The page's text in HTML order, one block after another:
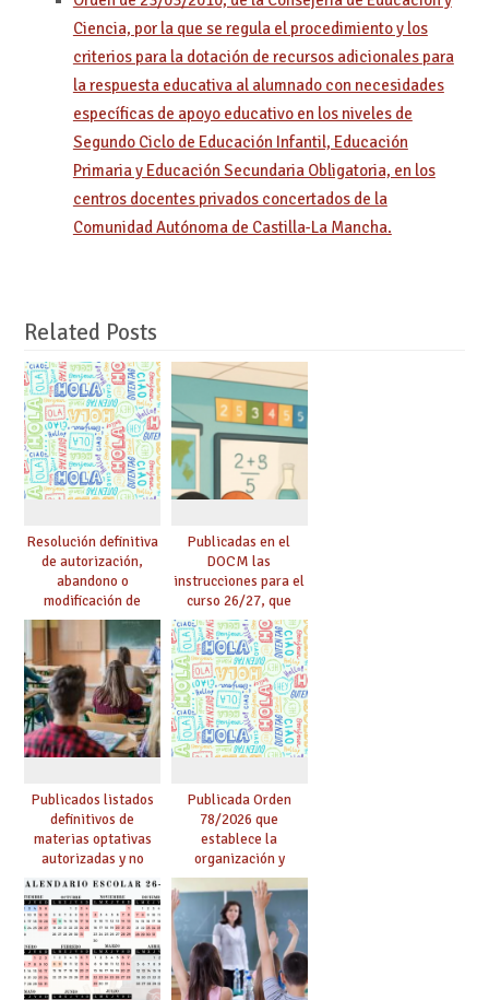
Ciencia, por la que se regula el procedimiento y los
criterios para la dotación de recursos adicionales para
la respuesta educativa al alumnado con necesidades
específicas de apoyo educativo en los niveles de
Segundo Ciclo de Educación Infantil, Educación
Primaria y Educación Secundaria Obligatoria, en los
centros docentes privados concertados de la
Comunidad Autónoma de Castilla-La Mancha.
Related Posts
Resolución definitiva
de autorización,
abandono o
modificación de
programas bilingües
o plurilingües. Se
confirma el abandono
de un importante
número de proyectos
en colegios.
Publicadas en el
DOCM las
instrucciones para el
curso 26/27, que
incluyen, gracias al
Acuerdo firmado por
UGT, la recuperación
de las 18 lectivas en
EEMM y la reducción
de lectivas para
mayores de 55
Publicados listados
definitivos de
materias optativas
autorizadas y no
autorizadas en ESO y
Bachillerato,
definidas por los
centros
Publicada Orden
78/2026 que
establece la
organización y
desarrollo de los
programas bilingües
y plurilingües